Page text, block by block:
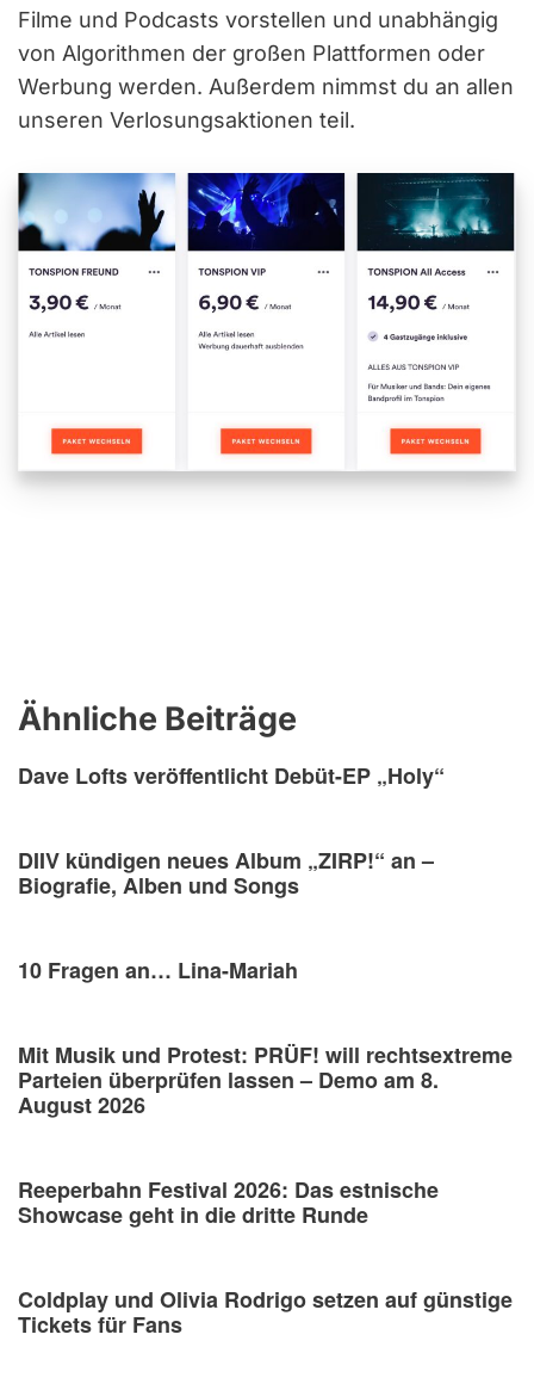
Filme und Podcasts vorstellen und unabhängig
von Algorithmen der großen Plattformen oder
Werbung werden. Außerdem nimmst du an allen
unseren Verlosungsaktionen teil.
Ähnliche Beiträge
Dave Lofts veröffentlicht Debüt-EP „Holy“
DIIV kündigen neues Album „ZIRP!“ an –
Biografie, Alben und Songs
10 Fragen an… Lina-Mariah
Mit Musik und Protest: PRÜF! will rechtsextreme
Parteien überprüfen lassen – Demo am 8.
August 2026
Reeperbahn Festival 2026: Das estnische
Showcase geht in die dritte Runde
Coldplay und Olivia Rodrigo setzen auf günstige
Tickets für Fans